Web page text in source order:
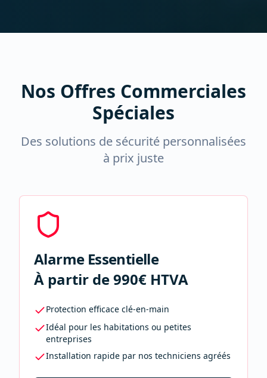
Nos Offres Commerciales
Spéciales
Des solutions de sécurité personnalisées
à prix juste
Alarme Essentielle
À partir de 990€ HTVA
Protection efficace clé-en-main
Idéal pour les habitations ou petites
entreprises
Installation rapide par nos techniciens agréés